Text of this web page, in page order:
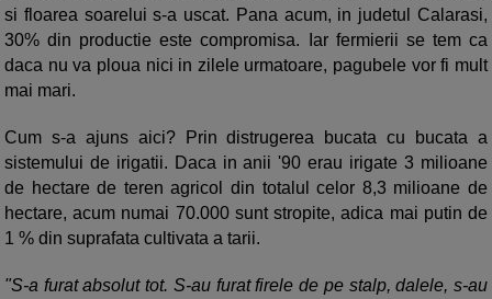
si floarea soarelui s-a uscat. Pana acum, in judetul Calarasi,
30% din productie este compromisa. Iar fermierii se tem ca
daca nu va ploua nici in zilele urmatoare, pagubele vor fi mult
mai mari.
Cum s-a ajuns aici? Prin distrugerea bucata cu bucata a
sistemului de irigatii. Daca in anii '90 erau irigate 3 milioane
de hectare de teren agricol din totalul celor 8,3 milioane de
hectare, acum numai 70.000 sunt stropite, adica mai putin de
1 % din suprafata cultivata a tarii.
"S-a furat absolut tot. S-au furat firele de pe stalp, dalele, s-au